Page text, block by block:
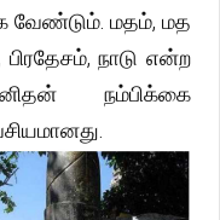
மதம், மத
நாடு என்ற
நம்பிக்கை